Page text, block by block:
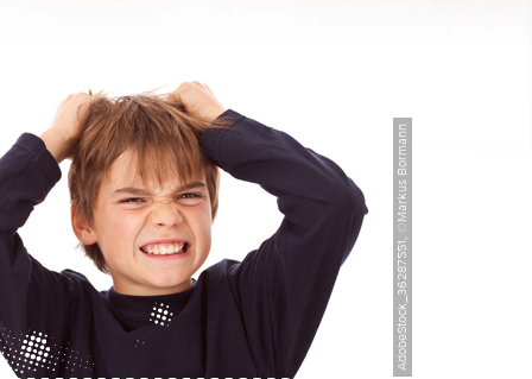
AdobeStock_36287551, ©Markus Bormann